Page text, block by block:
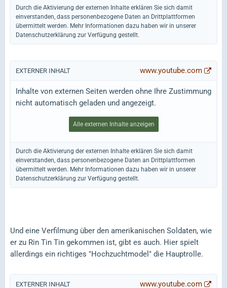
Durch die Aktivierung der externen Inhalte erklären Sie sich damit
einverstanden, dass personenbezogene Daten an Drittplattformen
übermittelt werden. Mehr Informationen dazu haben wir in unserer
Datenschutzerklärung zur Verfügung gestellt.
EXTERNER INHALT www.youtube.com
Inhalte von externen Seiten werden ohne Ihre Zustimmung
nicht automatisch geladen und angezeigt.
Alle externen Inhalte anzeigen
Durch die Aktivierung der externen Inhalte erklären Sie sich damit
einverstanden, dass personenbezogene Daten an Drittplattformen
übermittelt werden. Mehr Informationen dazu haben wir in unserer
Datenschutzerklärung zur Verfügung gestellt.
Und eine Verfilmung über den amerikanischen Soldaten, wie
er zu Rin Tin Tin gekommen ist, gibt es auch. Hier spielt
allerdings ein richtiges "Hochzuchtmodel" die Hauptrolle.
EXTERNER INHALT www.youtube.com